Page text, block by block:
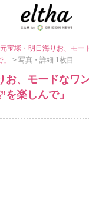
元宝塚・明日海りお、モー
」> 写真・詳細 1枚目
お、モードなワ
を楽しんで」